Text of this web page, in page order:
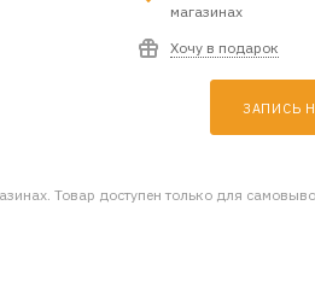
магазинах
Хочу в подарок
ЗАПИСЬ
Товар доступен только для